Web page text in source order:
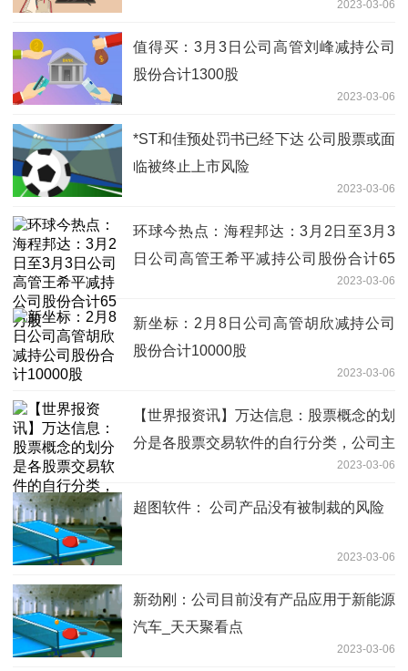
2023-03-06
值得买：3月3日公司高管刘峰减持公司
股份合计1300股
2023-03-06
*ST和佳预处罚书已经下达 公司股票或面
临被终止上市风险
2023-03-06
环球今热点：海程邦达：3月2日至3月3
日公司高管王希平减持公司股份合计65
2023-03-06
新坐标：2月8日公司高管胡欣减持公司
股份合计10000股
2023-03-06
【世界报资讯】万达信息：股票概念的划
分是各股票交易软件的自行分类，公司主
营业务经营情况公司会在定期报告中披露
2023-03-06
超图软件： 公司产品没有被制裁的风险
2023-03-06
新劲刚：公司目前没有产品应用于新能源
汽车_天天聚看点
2023-03-06